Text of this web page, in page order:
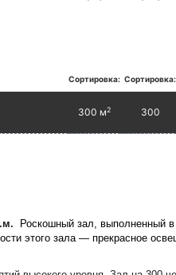
Сортировка: Сортировка:
300 м2 300
Роскошный зал, выполненный
этого зала — прекрасное